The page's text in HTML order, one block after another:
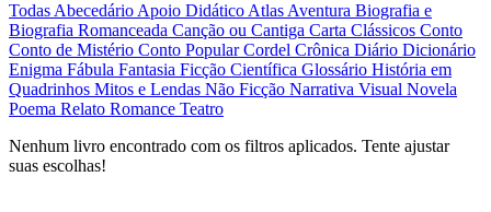
TodasAbecedárioApoio DidáticoAtlasAventura Biografia e
Biografia Romanceada Canção ou Cantiga Carta Clássicos Conto
Conto de Mistério Conto PopularCordel Crônica Diário Dicionário
Enigma Fábula Fantasia Ficção Científica Glossário História em
Quadrinhos Mitos e Lendas Não Ficção Narrativa Visual Novela
Poema Relato Romance Teatro
Nenhum livro encontrado com os filtros aplicados. Tente ajustar
suas escolhas!